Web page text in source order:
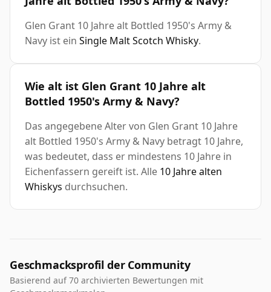
Glen Grant 10 Jahre alt Bottled 1950's Army &
Navy ist ein Single Malt Scotch Whisky.
Wie alt ist Glen Grant 10 Jahre alt
Bottled 1950's Army & Navy?
Das angegebene Alter von Glen Grant 10 Jahre
alt Bottled 1950's Army & Navy betragt 10 Jahre,
was bedeutet, dass er mindestens 10 Jahre in
Eichenfassern gereift ist. Alle 10 Jahre alten
Whiskys durchsuchen.
Geschmacksprofil der Community
Basierend auf 70 archivierten Bewertungen mit